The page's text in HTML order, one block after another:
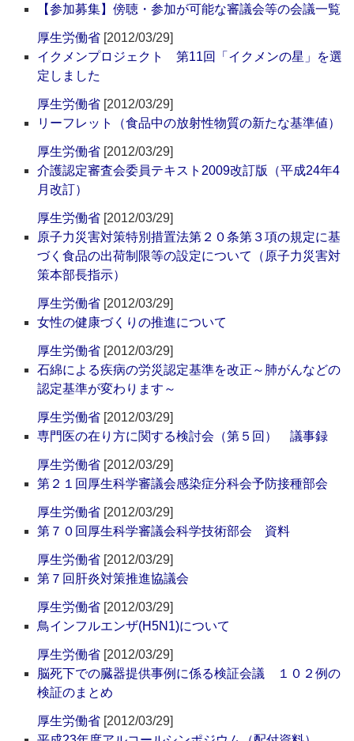
【参加募集】傍聴・参加が可能な審議会等の会議一覧
厚生労働省 [2012/03/29]
イクメンプロジェクト 第11回「イクメンの星」を選
定しました
厚生労働省 [2012/03/29]
リーフレット（食品中の放射性物質の新たな基準値）
厚生労働省 [2012/03/29]
介護認定審査会委員テキスト2009改訂版（平成24年4
月改訂）
厚生労働省 [2012/03/29]
原子力災害対策特別措置法第２０条第３項の規定に基
づく食品の出荷制限等の設定について（原子力災害対
策本部長指示）
厚生労働省 [2012/03/29]
女性の健康づくりの推進について
厚生労働省 [2012/03/29]
石綿による疾病の労災認定基準を改正～肺がんなどの
認定基準が変わります～
厚生労働省 [2012/03/29]
専門医の在り方に関する検討会（第５回） 議事録
厚生労働省 [2012/03/29]
第２１回厚生科学審議会感染症分科会予防接種部会
厚生労働省 [2012/03/29]
第７０回厚生科学審議会科学技術部会 資料
厚生労働省 [2012/03/29]
第７回肝炎対策推進協議会
厚生労働省 [2012/03/29]
鳥インフルエンザ(H5N1)について
厚生労働省 [2012/03/29]
脳死下での臓器提供事例に係る検証会議 １０２例の
検証のまとめ
厚生労働省 [2012/03/29]